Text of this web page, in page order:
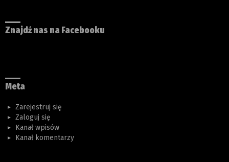
Znajdź nas na Facebooku
Meta
Zarejestruj się
Zaloguj się
Kanał wpisów
Kanał komentarzy